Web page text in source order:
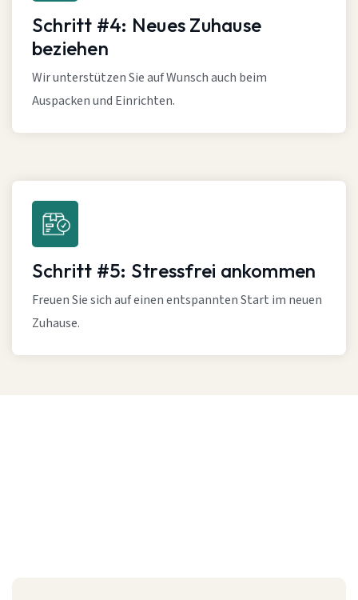
Schritt #4: Neues Zuhause
beziehen
Wir unterstützen Sie auf Wunsch auch beim
Auspacken und Einrichten.
Schritt #5: Stressfrei ankommen
Freuen Sie sich auf einen entspannten Start im neuen
Zuhause.